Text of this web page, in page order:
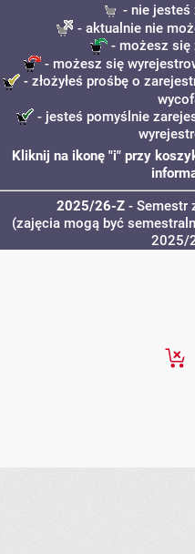
- nie jesteś
- aktualnie nie
- możesz się
- możesz się
- złożyłeś prośbę o
- jesteś pomyślnie
Kliknij na ikonę "i" przy
2025/26-Z - Semestr
(zajęcia mogą być
2025/